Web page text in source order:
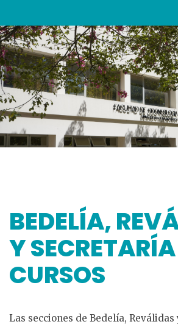
BEDELÍA,
Y
CURSOS
Las secciones de Bedelía,